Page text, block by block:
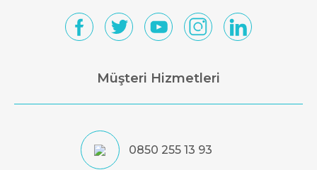
Müşteri Hizmetleri
0850 255 13 93